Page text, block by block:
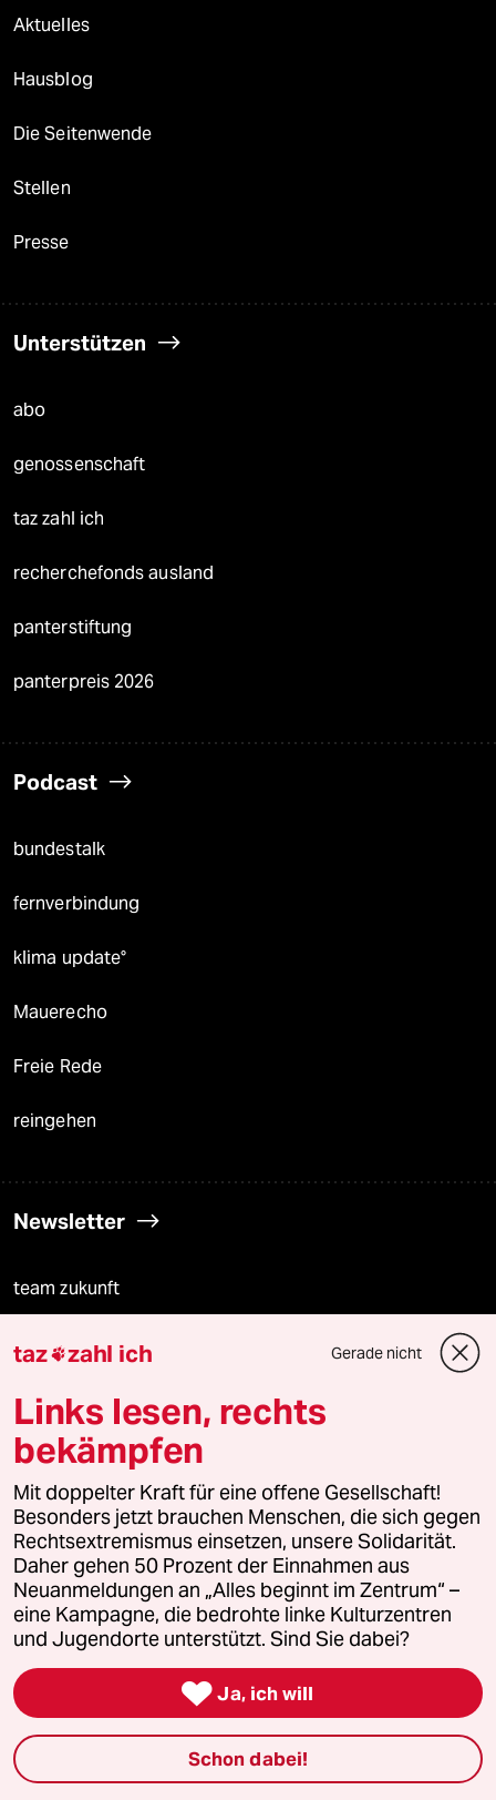
Aktuelles
Hausblog
Die Seitenwende
Stellen
Presse
Unterstützen
abo
genossenschaft
taz zahl ich
recherchefonds ausland
panterstiftung
panterpreis 2026
Podcast
bundestalk
fernverbindung
klima update°
Mauerecho
Freie Rede
reingehen
Newsletter
team zukunft
taz frisch
taz zahl ich
taz lab Infobrief
Veranstaltungen
Demnächst
Vor Ort
Vergangene
taz zahl ich Gerade nicht
Links lesen, rechts
bekämpfen
Mit doppelter Kraft für eine offene Gesellschaft!
Besonders jetzt brauchen Menschen, die sich gegen
Rechtsextremismus einsetzen, unsere Solidarität.
Daher gehen 50 Prozent der Einnahmen aus
Neuanmeldungen an „Alles beginnt im Zentrum“ –
eine Kampagne, die bedrohte linke Kulturzentren
und Jugendorte unterstützt. Sind Sie dabei?
 Ja, ich will
Schon dabei!